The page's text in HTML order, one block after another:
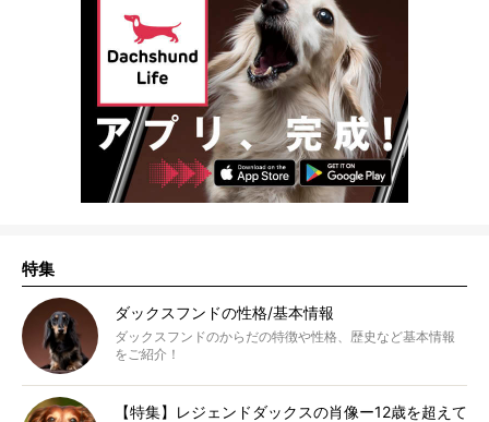
特集
ダックスフンドの性格/基本情報
ダックスフンドのからだの特徴や性格、歴史など基本情報
をご紹介！
【特集】レジェンドダックスの肖像ー12歳を超えて